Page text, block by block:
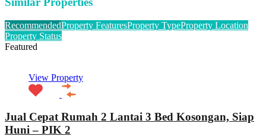
RecommendedProperty FeaturesProperty TypeProperty Location
Property Status
Featured
View Property
Jual Cepat Rumah 2 Lantai 3 Bed Kosongan, Siap
Huni – PIK 2